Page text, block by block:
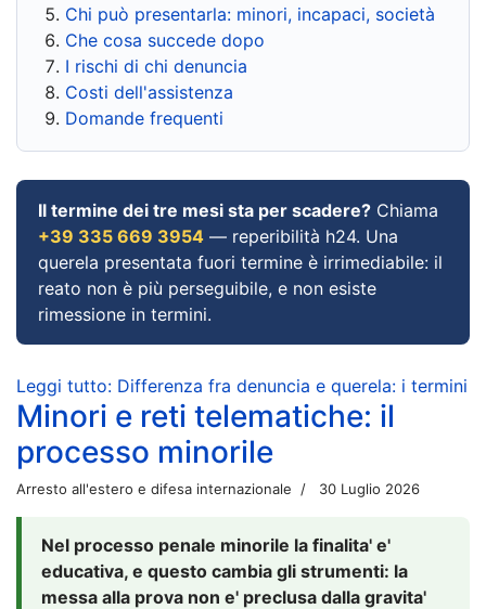
Chi può presentarla: minori, incapaci, società
Che cosa succede dopo
I rischi di chi denuncia
Costi dell'assistenza
Domande frequenti
Il termine dei tre mesi sta per scadere? Chiama
+39 335 669 3954 — reperibilità h24. Una
querela presentata fuori termine è irrimediabile: il
reato non è più perseguibile, e non esiste
rimessione in termini.
Leggi tutto: Differenza fra denuncia e querela: i termini
Minori e reti telematiche: il
processo minorile
Arresto all'estero e difesa internazionale 30 Luglio 2026
Nel processo penale minorile la finalita' e'
educativa, e questo cambia gli strumenti: la
messa alla prova non e' preclusa dalla gravita'